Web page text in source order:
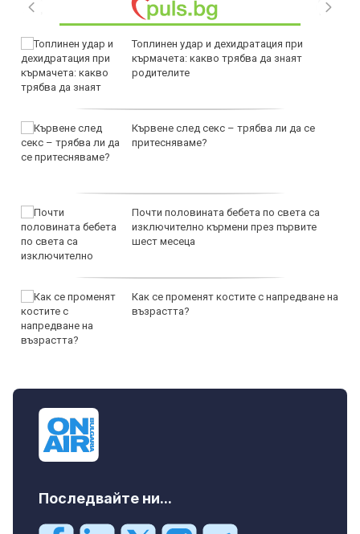
Топлинен удар и дехидратация при
кърмачета: какво трябва да знаят
родителите
Кървене след секс – трябва ли да се
притесняваме?
Почти половината бебета по света са
изключително кърмени през първите
шест месеца
Как се променят костите с напредване на
възрастта?
Последвайте ни...